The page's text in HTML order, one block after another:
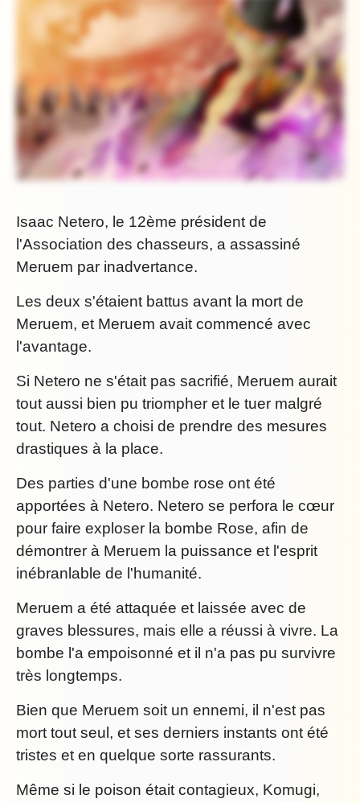
Isaac Netero, le 12ème président de
l'Association des chasseurs, a assassiné
Meruem par inadvertance.
Les deux s'étaient battus avant la mort de
Meruem, et Meruem avait commencé avec
l'avantage.
Si Netero ne s'était pas sacrifié, Meruem aurait
tout aussi bien pu triompher et le tuer malgré
tout. Netero a choisi de prendre des mesures
drastiques à la place.
Des parties d'une bombe rose ont été
apportées à Netero. Netero se perfora le cœur
pour faire exploser la bombe Rose, afin de
démontrer à Meruem la puissance et l'esprit
inébranlable de l'humanité.
Meruem a été attaquée et laissée avec de
graves blessures, mais elle a réussi à vivre. La
bombe l'a empoisonné et il n'a pas pu survivre
très longtemps.
Bien que Meruem soit un ennemi, il n'est pas
mort tout seul, et ses derniers instants ont été
tristes et en quelque sorte rassurants.
Même si le poison était contagieux, Komugi,